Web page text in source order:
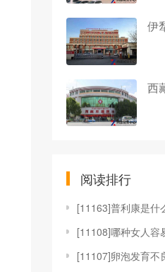
伊
西
阅读排行
[11163]普利康是什么药普利
[11108]哪种女人容易得子宫
[11107]卵泡发育不良怎样调